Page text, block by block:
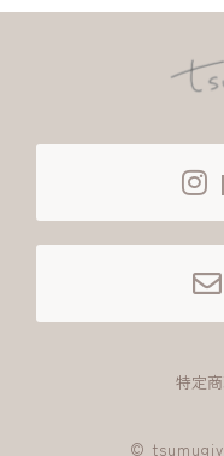
特定
©